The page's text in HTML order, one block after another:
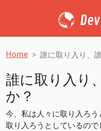
Home 誰に取り入り、
誰に取り入り
か？
今、私は人々に取り入ろ
取り入ろうとしているの